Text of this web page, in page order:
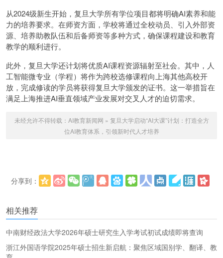
从2024级新生开始，复旦大学所有学位项目都将明确AI素养和能
力的培养要求。在师资方面，学校将通过全校动员、引入外部资
源、培养助教队伍和后备师资等多种方式，确保课程建设和教育
教学的顺利进行。
此外，复旦大学还计划将优质AI课程资源辐射至社会。其中，人
工智能微专业（学程）将作为跨校选修课程向上海其他高校开
放，完成修读的学员将获得复旦大学颁发的证书。这一举措旨在
满足上海推进AI垂直领域产业发展对交叉人才的迫切需求。
未经允许不得转载： AI教育新闻网 » 复旦大学启动“AI大课”计划：打造全方
位AI教育体系，引领新时代人才培养
分享到：
相关推荐
中南财经政法大学2026年硕士研究生入学考试初试成绩即将查询
浙江外国语学院2025年硕士招生新启航：聚焦区域国别学、翻译、教